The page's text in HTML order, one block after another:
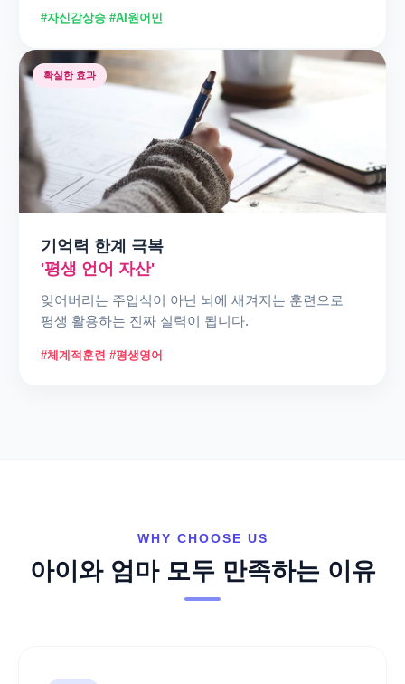
#자신감상승 #AI원어민
확실한 효과
기억력 한계 극복
'평생 언어 자산'
잊어버리는 주입식이 아닌 뇌에 새겨지는 훈련으로
평생 활용하는 진짜 실력이 됩니다.
#체계적훈련 #평생영어
WHY CHOOSE US
아이와 엄마 모두 만족하는 이유